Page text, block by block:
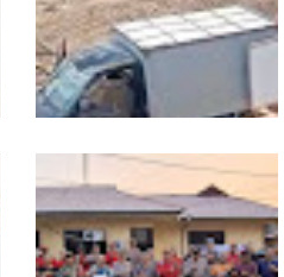
Mobil Box Terjun ke Jurang
Depan KC, Diduga Rem
Blong